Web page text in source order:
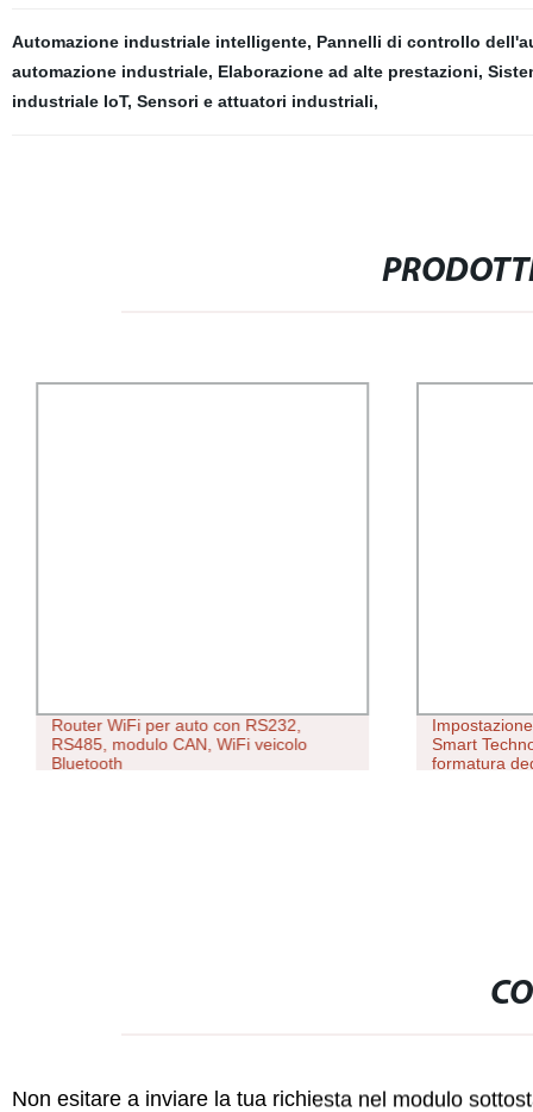
Automazione industriale intelligente, Pannelli di controllo
automazione industriale, Elaborazione ad alte prestazioni,
industriale IoT, Sensori e attuatori industriali,
Router WiFi per auto con RS232,
RS485, modulo CAN, WiFi veicolo
Bluetooth
Smart
formatura
Non esitare a inviare la tua richiesta nel modulo